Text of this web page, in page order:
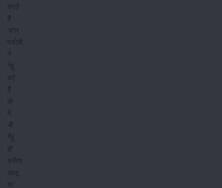
करते
हैं.
अगर
पडोसी
ने
गेहूं
करे
हैं
तो
में
भी
गेंहूं
ही
करूँगा
आलू
या